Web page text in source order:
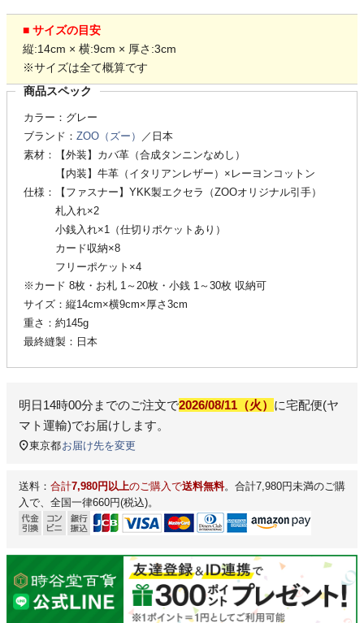
■ サイズの目安
縦:14cm × 横:9cm × 厚さ:3cm
※サイズは全て概算です
商品スペック
カラー：グレー
ブランド： ZOO（ズー）
／日本
素材：【外装】カバ革（合成タンニンなめし）
【内装】牛革（イタリアンレザー）×レーヨンコットン
仕様：【ファスナー】YKK製エクセラ（ZOOオリジナル引手）
札入れ×2
小銭入れ×1（仕切りポケットあり）
カード収納×8
フリーポケット×4
※カード 8枚・お札 1～20枚・小銭 1～30枚 収納可
サイズ：縦14cm×横9cm×厚さ3cm
重さ：約145g
最終縫製：日本
明日14時00分 までのご注文で2026/08/11（火） に宅配便(ヤ
マト運輸)でお届けします。
東京都お届け先を変更
送料： 合計7,980円以上のご購入で送料無料。合計7,980円未満のご購
入で、全国一律660円(税込)。